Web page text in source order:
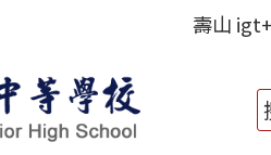
壽山 igt+